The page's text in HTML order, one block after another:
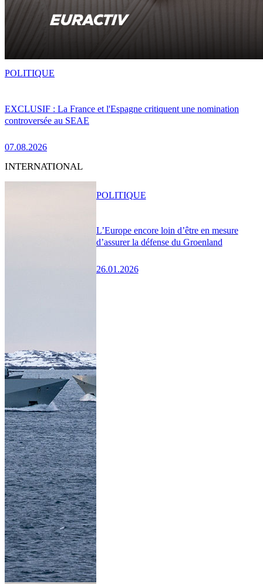
EXCLUSIF : La France et l'Espagne critiquent une nomination
controversée au SEAE
07.08.2026
POLITIQUE
INTERNATIONAL
L’Europe encore loin d’être en mesure
d’assurer la défense du Groenland
26.01.2026
POLITIQUE